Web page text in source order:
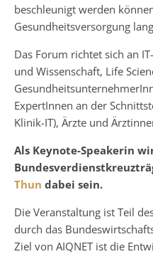
beschleunigt werden
Gesundheitsversorgung
Das Forum richtet sich an
und Wissenschaft, Life
ExpertInnen an der
Klinik-IT), Ärzte und
Als Keynote-Speakerin
Thun dabei sein.
Die Veranstaltung ist Teil
durch das
Ziel von AIQNET ist die